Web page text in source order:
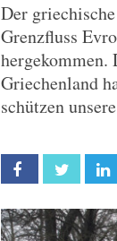
Der
Grenzfluss
hergekommen.
Griechenland
schützen
Facebook Twitter